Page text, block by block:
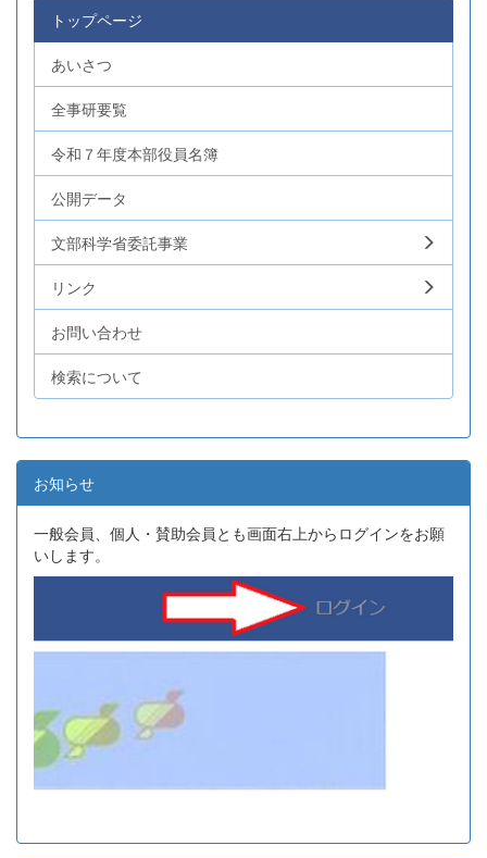
トップページ
あいさつ
全事研要覧
令和７年度本部役員名簿
公開データ
文部科学省委託事業
リンク
お問い合わせ
検索について
お知らせ
一般会員、個人・賛助会員とも画面右上からログインをお願
いします。